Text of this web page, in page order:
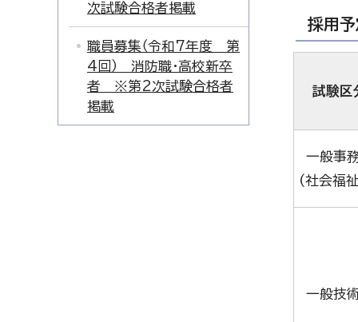
採用予
試験区
一般事
(社会福
一般技
次試験合格者掲載
職員募集（令和7年度 第
4回） 消防職・高校新卒
者 ※第2次試験合格者
掲載